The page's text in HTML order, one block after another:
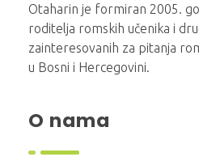
Otaharin je formiran 2005.
roditelja romskih učenika i
zainteresovanih za pitanja
u Bosni i Hercegovini.
O nama